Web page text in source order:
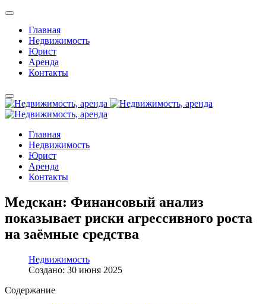
Главная
Недвижимость
Юрист
Аренда
Контакты
Главная
Недвижимость
Юрист
Аренда
Контакты
Медскан: Финансовый анализ
показывает риски агрессивного роста
на заёмные средства
Недвижимость
Создано: 30 июня 2025
Содержание